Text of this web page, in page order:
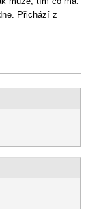
Přichází z